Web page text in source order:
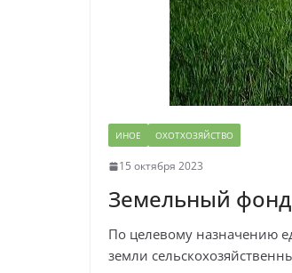
ИНОЕ ОХОТХОЗЯЙСТВО
15 октября 2023
Земельный фонд
По целевому назначению
земли